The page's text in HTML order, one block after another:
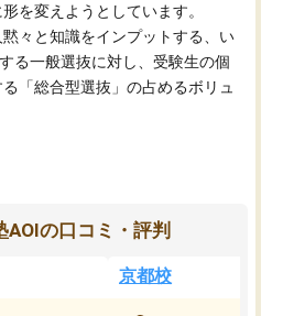
を変えようとしています。
々と知識をインプットする、い
る一般選抜に対し、受験生の個
「総合型選抜」の占めるボリュ
の口コミ・評判
京都校